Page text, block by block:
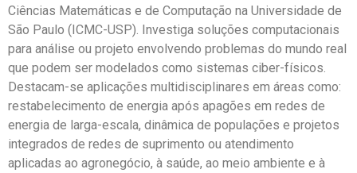
Ciências Matemáticas e de Computação na Universidade de
São Paulo (ICMC-USP). Investiga soluções computacionais
para análise ou projeto envolvendo problemas do mundo real
que podem ser modelados como sistemas ciber-físicos.
Destacam-se aplicações multidisciplinares em áreas como:
restabelecimento de energia após apagões em redes de
energia de larga-escala, dinâmica de populações e projetos
integrados de redes de suprimento ou atendimento
aplicadas ao agronegócio, à saúde, ao meio ambiente e à